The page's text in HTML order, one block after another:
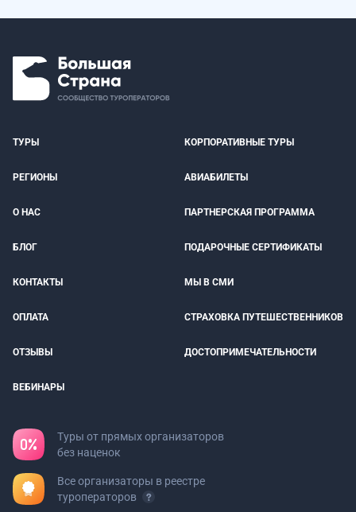
ТУРЫ КОРПОРАТИВНЫЕ ТУРЫ
РЕГИОНЫ АВИАБИЛЕТЫ
О НАС ПАРТНЕРСКАЯ ПРОГРАММА
БЛОГ ПОДАРОЧНЫЕ СЕРТИФИКАТЫ
КОНТАКТЫ МЫ В СМИ
ОПЛАТА СТРАХОВКА ПУТЕШЕСТВЕННИКОВ
ОТЗЫВЫ ДОСТОПРИМЕЧАТЕЛЬНОСТИ
ВЕБИНАРЫ
Туры от прямых организаторов
без наценок
Все организаторы в реестре
туроператоров